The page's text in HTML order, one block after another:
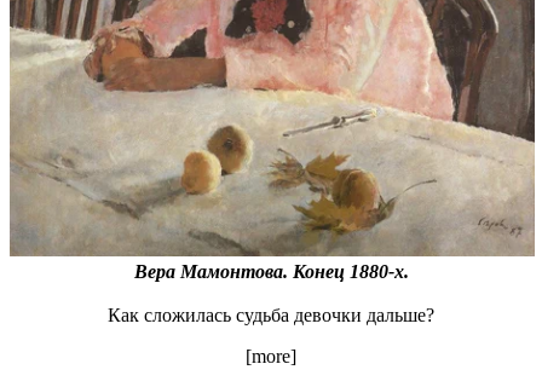
Вера Мамонтова. Конец 1880-х.
Как сложилась судьба девочки дальше?
[more]